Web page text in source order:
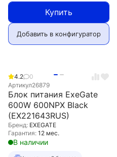
Купить
Добавить в конфигуратор
4.2
0
Артикул26879
Блок питания ExeGate
600W 600NPX Black
(EX221643RUS)
Бренд: EXEGATE
Гарантия: 12 мес.
В наличии